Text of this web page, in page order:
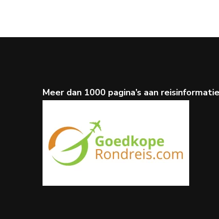
Meer dan 1000 pagina’s aan reisinformatie